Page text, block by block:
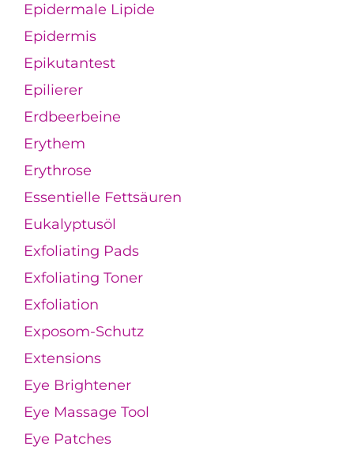
Epidermale Lipide
Epidermis
Epikutantest
Epilierer
Erdbeerbeine
Erythem
Erythrose
Essentielle Fettsäuren
Eukalyptusöl
Exfoliating Pads
Exfoliating Toner
Exfoliation
Exposom-Schutz
Extensions
Eye Brightener
Eye Massage Tool
Eye Patches